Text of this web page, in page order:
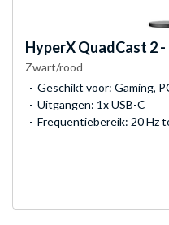
HyperXQuadCast 2
Zwart/rood
Geschikt voor: Gaming,
Uitgangen: 1x USB-C
Frequentiebereik: 20 Hz